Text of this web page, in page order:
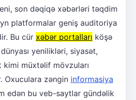
son dəqiqə xəbərləri təqdim
platformalar geniş auditoriya
Bu cür xəbər portalları köşə
yenilikləri, siyasət,
kimi müxtəlif mövzuları
Oxuculara zəngin informasiya
edən bu veb-saytlar gündəlik